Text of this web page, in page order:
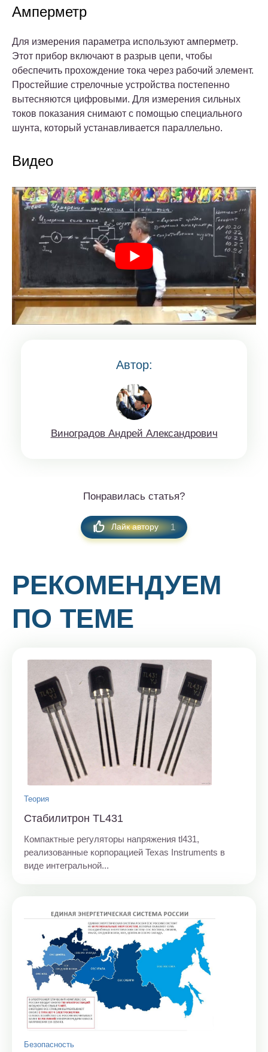
Амперметр
Для измерения параметра используют амперметр.
Этот прибор включают в разрыв цепи, чтобы
обеспечить прохождение тока через рабочий элемент.
Простейшие стрелочные устройства постепенно
вытесняются цифровыми. Для измерения сильных
токов показания снимают с помощью специального
шунта, который устанавливается параллельно.
Видео
Автор:
Винoгрaдов Aндрeй Aлексaндрoвич
Понравилась статья?
Лайк автору 1
РЕКОМЕНДУЕМ
ПО ТЕМЕ
Теория
Стабилитрон TL431
Компактные регуляторы напряжения tl431,
реализованные корпорацией Texas Instruments в
виде интегральной...
Безопасность